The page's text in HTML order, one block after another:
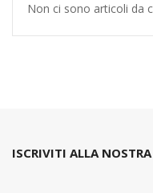
Non ci sono articoli da
ISCRIVITI ALLA